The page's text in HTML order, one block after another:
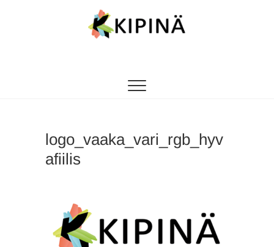
logo_vaaka_vari_rgb_hyv
afiilis